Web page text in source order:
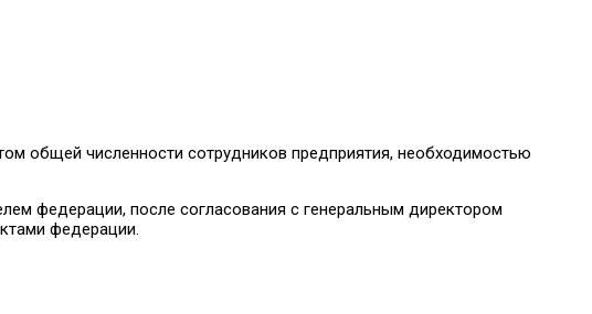
общей численности сотрудников предприятия, необходимостью
федерации, после согласования с генеральным директором
федерации.